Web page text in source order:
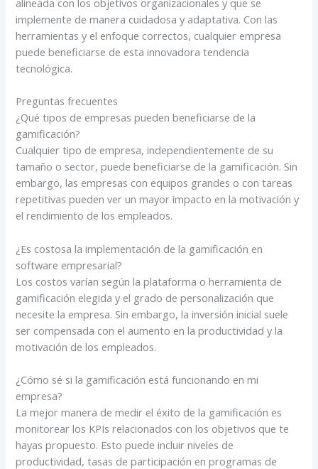
implemente de manera cuidadosa y adaptativa. Con las
herramientas y el enfoque correctos, cualquier empresa
puede beneficiarse de esta innovadora tendencia
tecnológica.
Preguntas frecuentes
¿Qué tipos de empresas pueden beneficiarse de la
gamificación?
Cualquier tipo de empresa, independientemente de su
tamaño o sector, puede beneficiarse de la gamificación. Sin
embargo, las empresas con equipos grandes o con tareas
repetitivas pueden ver un mayor impacto en la motivación y
el rendimiento de los empleados.
¿Es costosa la implementación de la gamificación en
software empresarial?
Los costos varían según la plataforma o herramienta de
gamificación elegida y el grado de personalización que
necesite la empresa. Sin embargo, la inversión inicial suele
ser compensada con el aumento en la productividad y la
motivación de los empleados.
¿Cómo sé si la gamificación está funcionando en mi
empresa?
La mejor manera de medir el éxito de la gamificación es
monitorear los KPIs relacionados con los objetivos que te
hayas propuesto. Esto puede incluir niveles de
productividad, tasas de participación en programas de